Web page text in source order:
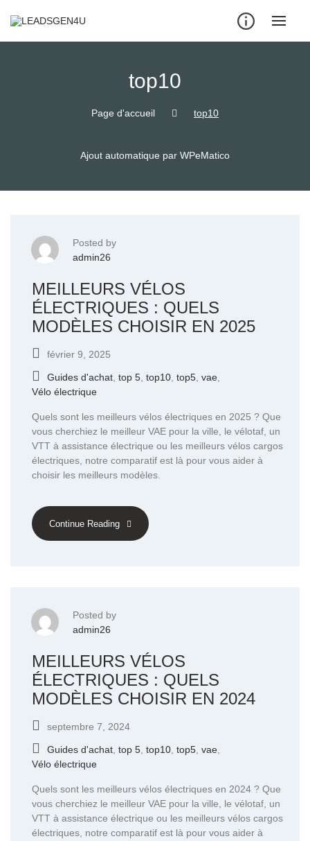
top10
Page d'accueil top10
Ajout automatique par WPeMatico
Posted by
admin26
MEILLEURS VÉLOS
ÉLECTRIQUES : QUELS
MODÈLES CHOISIR EN 2025
février 9, 2025
Guides d'achat top 5 top10 top5 vae
Vélo électrique
Quels sont les meilleurs vélos électriques en 2025 ? Que
vous cherchiez le meilleur VAE pour la ville, le vélotaf, un
VTT à assistance électrique ou les meilleurs vélos cargos
électriques, notre comparatif est là pour vous aider à
choisir les meilleurs modèles.
Continue Reading
Posted by
admin26
MEILLEURS VÉLOS
ÉLECTRIQUES : QUELS
MODÈLES CHOISIR EN 2024
septembre 7, 2024
Guides d'achat top 5 top10 top5 vae
Vélo électrique
Quels sont les meilleurs vélos électriques en 2024 ? Que
vous cherchiez le meilleur VAE pour la ville, le vélotaf, un
VTT à assistance électrique ou les meilleurs vélos cargos
électriques, notre comparatif est là pour vous aider à